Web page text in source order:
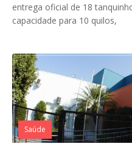
entrega oficial de 18
capacidade para 10 quilos,
Saúde